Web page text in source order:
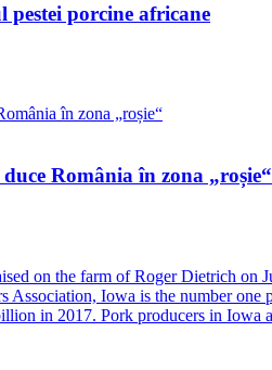
pestei porcine africane
România în zona „roșie“